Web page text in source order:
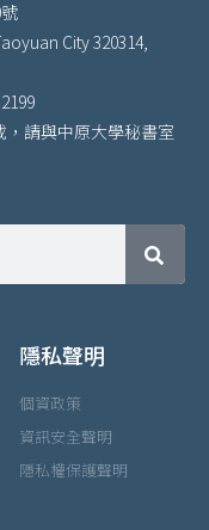
City 320314,
請與中原大學秘書室
隱私聲明
個資政策
資訊安全聲明
隱私權保護聲明